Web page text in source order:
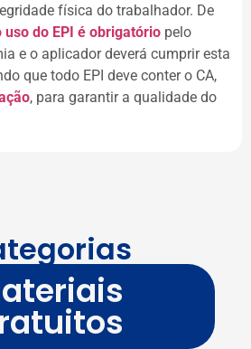
física do trabalhador. De
uso do EPI é obrigatório pelo
e o aplicador deverá cumprir esta
que todo EPI deve conter o CA,
, para garantir a qualidade do